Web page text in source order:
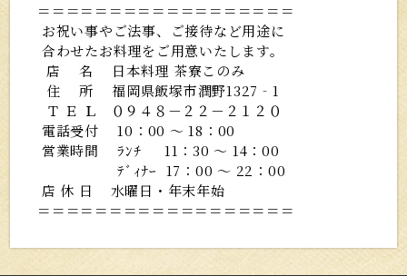
＝＝＝＝＝＝＝＝＝＝＝＝＝＝＝＝＝＝
お祝い事やご法事、ご接待など用途に
合わせたお料理をご用意いたします。
店 名 日本料理 茶寮このみ
住 所 福岡県飯塚市潤野1327‐1
Ｔ Ｅ Ｌ ０９４８－２２－２１２０
電話受付 10：00 ～ 18：00
営業時間 ﾗﾝﾁ 11：30 ～ 14：00
ﾃﾞｨﾅｰ 17：00 ～ 22：00
店 休 日 水曜日・年末年始
＝＝＝＝＝＝＝＝＝＝＝＝＝＝＝＝＝＝